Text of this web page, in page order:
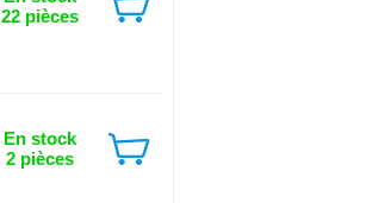
22 pièces
En stock
2 pièces